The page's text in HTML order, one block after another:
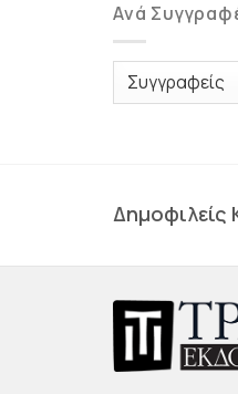
Ανά
Δημοφιλείς